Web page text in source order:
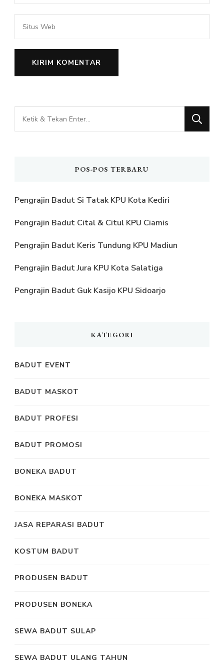
Mencari
Sesuatu?
POS-POS TERBARU
Pengrajin Badut Si Tatak KPU Kota Kediri
Pengrajin Badut Cital & Citul KPU Ciamis
Pengrajin Badut Keris Tundung KPU Madiun
Pengrajin Badut Jura KPU Kota Salatiga
Pengrajin Badut Guk Kasijo KPU Sidoarjo
KATEGORI
BADUT EVENT
BADUT MASKOT
BADUT PROFESI
BADUT PROMOSI
BONEKA BADUT
BONEKA MASKOT
JASA REPARASI BADUT
KOSTUM BADUT
PRODUSEN BADUT
PRODUSEN BONEKA
SEWA BADUT SULAP
SEWA BADUT ULANG TAHUN